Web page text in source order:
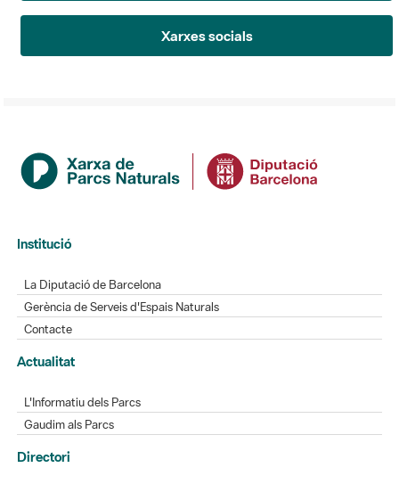
Xarxes socials
Institució
La Diputació de Barcelona
Gerència de Serveis d'Espais Naturals
Contacte
Actualitat
L'Informatiu dels Parcs
Gaudim als Parcs
Directori